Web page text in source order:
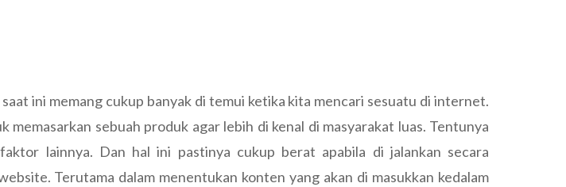
ini memang cukup banyak di temui ketika kita mencari sesuatu di internet.
sebuah produk agar lebih di kenal di masyarakat luas. Tentunya
lainnya. Dan hal ini pastinya cukup berat apabila di jalankan secara
Terutama dalam menentukan konten yang akan di masukkan kedalam